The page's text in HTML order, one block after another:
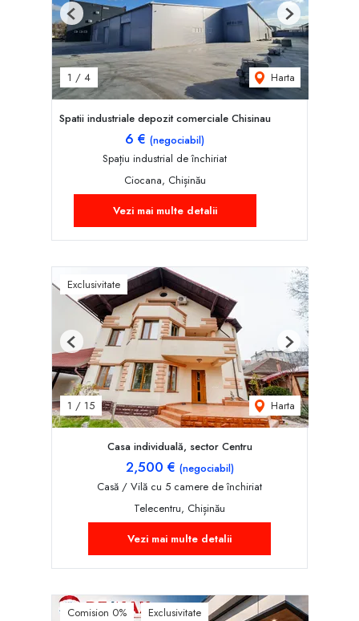
1 / 4 Harta
Previous Next
Spatii industriale depozit comerciale Chisinau
6 € (negociabil)
Spațiu industrial de închiriat
Ciocana, Chișinău
Vezi mai multe detalii
Exclusivitate
1 / 15 Harta
Previous Next
Casa individuală, sector Centru
2,500 € (negociabil)
Casă / Vilă cu 5 camere de închiriat
Telecentru, Chișinău
Vezi mai multe detalii
Comision 0% Exclusivitate